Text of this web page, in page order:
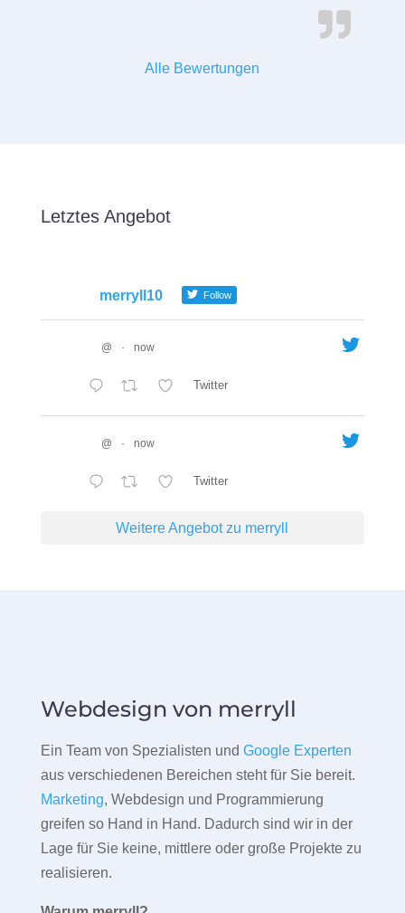
Alle Bewertungen
Letztes Angebot
merryll10 Follow
@ · now
Twitter
@ · now
Twitter
Weitere Angebot zu merryll
Webdesign von merryll
Ein Team von Spezialisten und Google Experten
aus verschiedenen Bereichen steht für Sie bereit.
Marketing, Webdesign und Programmierung
greifen so Hand in Hand. Dadurch sind wir in der
Lage für Sie keine, mittlere oder große Projekte zu
realisieren.